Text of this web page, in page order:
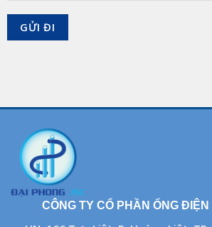
CÔNG TY CỔ PHẦN ỐNG